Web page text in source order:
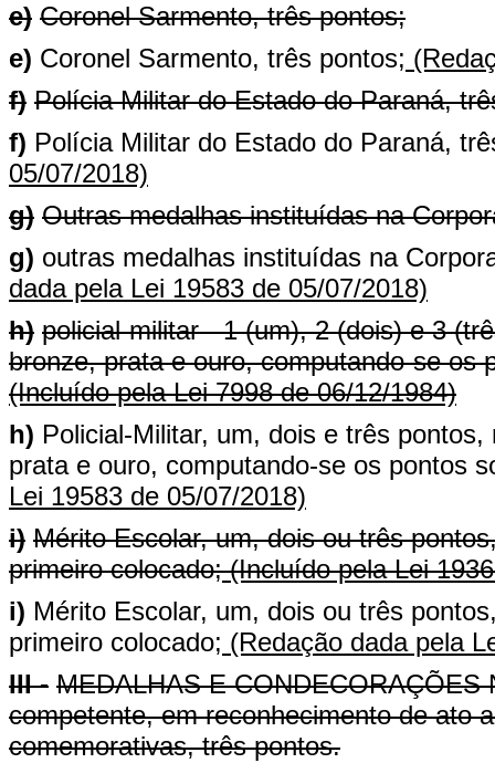
e) Coronel Sarmento, três pontos;
e) Coronel Sarmento, três pontos;
f) Polícia Militar do Estado do Paraná,
f) Polícia Militar do Estado do Paraná,
05/07/2018)
g) Outras medalhas instituídas na
g) outras medalhas instituídas na
dada pela Lei 19583 de 05/07/2018)
h) policial-militar - 1 (um), 2 (dois) e 3
bronze, prata e ouro, computando-se os
(Incluído pela Lei 7998 de 06/12/1984)
h) Policial-Militar, um, dois e três
prata e ouro, computando-se os pontos
Lei 19583 de 05/07/2018)
i) Mérito Escolar, um, dois ou três
primeiro colocado;(Incluído pela Lei
i) Mérito Escolar, um, dois ou três
primeiro colocado; (Redação dada pela
III - MEDALHAS E CONDECORAÇÕES
competente, em reconhecimento de ato
comemorativas, três pontos.